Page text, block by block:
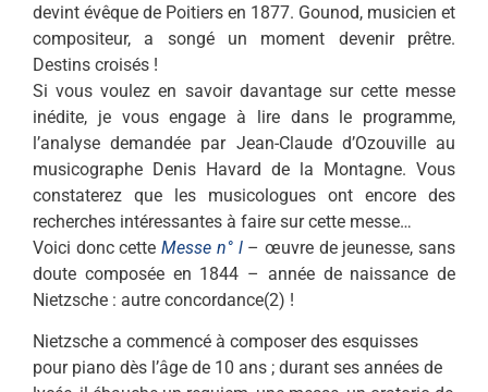
devint évêque de Poitiers en 1877. Gounod, musicien et
compositeur, a songé un moment devenir prêtre.
Destins croisés !
Si vous voulez en savoir davantage sur cette messe
inédite, je vous engage à lire dans le programme,
l’analyse demandée par Jean-Claude d’Ozouville au
musicographe Denis Havard de la Montagne. Vous
constaterez que les musicologues ont encore des
recherches intéressantes à faire sur cette messe…
Voici donc cetteMesse n° l– œuvre de jeunesse, sans
doute composée en 1844 – année de naissance de
Nietzsche : autre concordance(2) !
Nietzsche a commencé à composer des esquisses
pour piano dès l’âge de 10 ans ; durant ses années de